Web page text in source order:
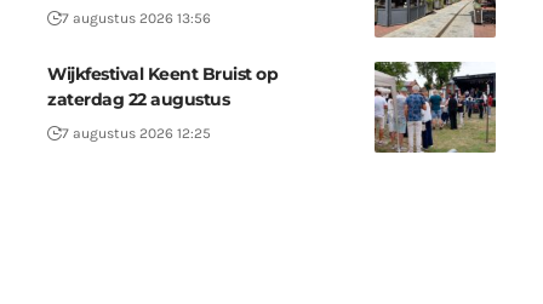
7 augustus 2026 13:56
Wijkfestival Keent Bruist op
zaterdag 22 augustus
7 augustus 2026 12:25